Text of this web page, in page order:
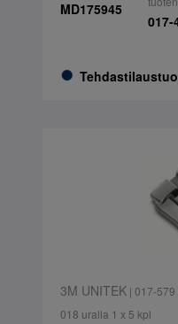
MD175945
017-
3M UNITEK| 017-579
018 uralla 1 x 5 kpl